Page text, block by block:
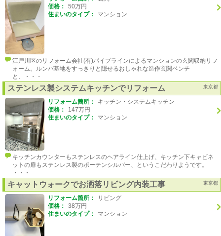
価格：
50万円
住まいのタイプ：
マンション
江戸川区のリフォーム会社(有)パイプラインによるマンションの玄関収納リフ
ォーム。ルンバ基地をすっきりと隠せるおしゃれな造作玄関ベンチ
と、・・・
ステンレス製システムキッチンでリフォーム 東京都
リフォーム箇所：
キッチン・システムキッチン
価格：
147万円
住まいのタイプ：
マンション
キッチンカウンターもステンレスのヘアライン仕上げ、キッチン下キャビネ
ットの扉もステンレス製のポーテンシルバー、というこだわりようです。
・・・
キャットウォークでお洒落リビング内装工事 東京都
リフォーム箇所：
リビング
価格：
38万円
住まいのタイプ：
マンション